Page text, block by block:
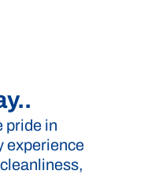
pride in
experience